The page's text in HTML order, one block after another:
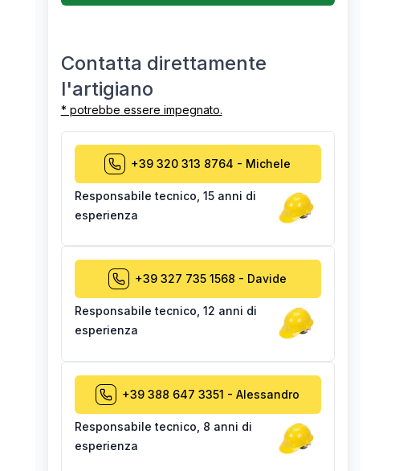
Contatta direttamente
l'artigiano
* potrebbe essere impegnato.
+39 320 313 8764 - Michele
Responsabile tecnico 15 anni di
esperienza
+39 327 735 1568 - Davide
Responsabile tecnico 12 anni di
esperienza
+39 388 647 3351 - Alessandro
Responsabile tecnico 8 anni di
esperienza